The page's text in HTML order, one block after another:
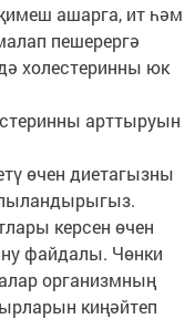
ашарга, ит һәм
пешерергә
холестеринны юк
арттыруын
өчен диетагызны
керсен өчен
файдалы. Чөнки
организмның
киңәйтеп